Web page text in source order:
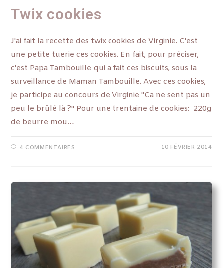
Twix cookies
J'ai fait la recette des twix cookies de Virginie. C'est
une petite tuerie ces cookies. En fait, pour préciser,
c'est Papa Tambouille qui a fait ces biscuits, sous la
surveillance de Maman Tambouille. Avec ces cookies,
je participe au concours de Virginie "Ca ne sent pas un
peu le brûlé là ?" Pour une trentaine de cookies: 220g
de beurre mou…
4 COMMENTAIRES 10 FÉVRIER 2014